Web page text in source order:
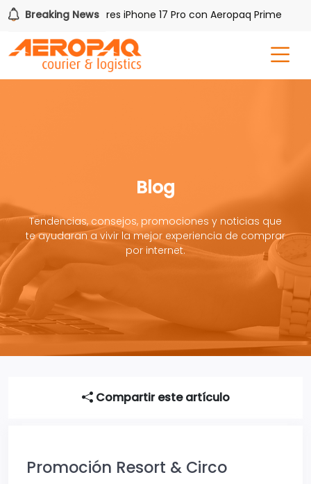
Breaking News
Gana uno de tres iPhone 17 Pro con Aeropaq Prime
Blog
Tendencias, consejos, promociones y noticias que
te ayudaran a vivir la mejor experiencia de comprar
por internet.
Compartir este artículo
Promoción Resort & Circo